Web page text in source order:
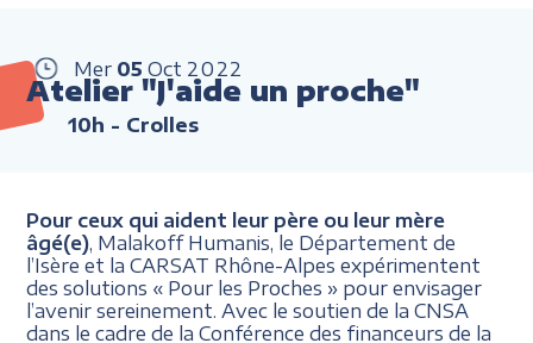
Mer 05 Oct 2022
Atelier "J'aide un proche"
10h - Crolles
Pour ceux qui aident leur père ou leur mère
âgé(e) , Malakoff Humanis, le Département de
l’Isère et la CARSAT Rhône-Alpes expérimentent
des solutions « Pour les Proches » pour envisager
l’avenir sereinement. Avec le soutien de la CNSA
dans le cadre de la Conférence des financeurs de la